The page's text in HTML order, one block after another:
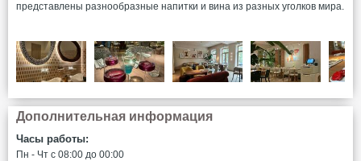
представлены разнообразные напитки и вина из разных уголков мира.
Дополнительная информация
Часы работы:
Пн - Чт c 08:00 до 00:00